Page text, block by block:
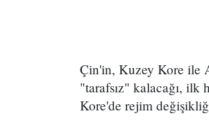
Çin'in, Kuzey Kore ile
"tarafsız" kalacağı, ilk
Kore'de rejim